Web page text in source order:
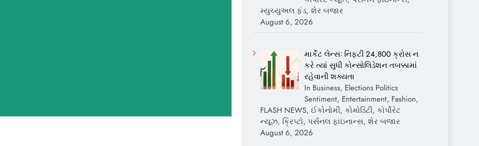
મ્યુચ્યુઅલ ફંડ, શેર બજાર
August 6, 2026
માર્કેટ લેન્સઃ નિફ્ટી 24,800 ક્રોસ ન
કરે ત્યાં સુધી કોન્સોલિડેશન તબક્કામાં
રહેવાની શક્યતા
In Business, Elections Politics
Sentiment, Entertainment, Fashion,
FLASH NEWS, ઈકોનોમી, કોમોડિટી, કોર્પોરેટ
ન્યૂઝ, ક્રિપ્ટો, પર્સનલ ફાઇનાન્સ, શેર બજાર
August 6, 2026